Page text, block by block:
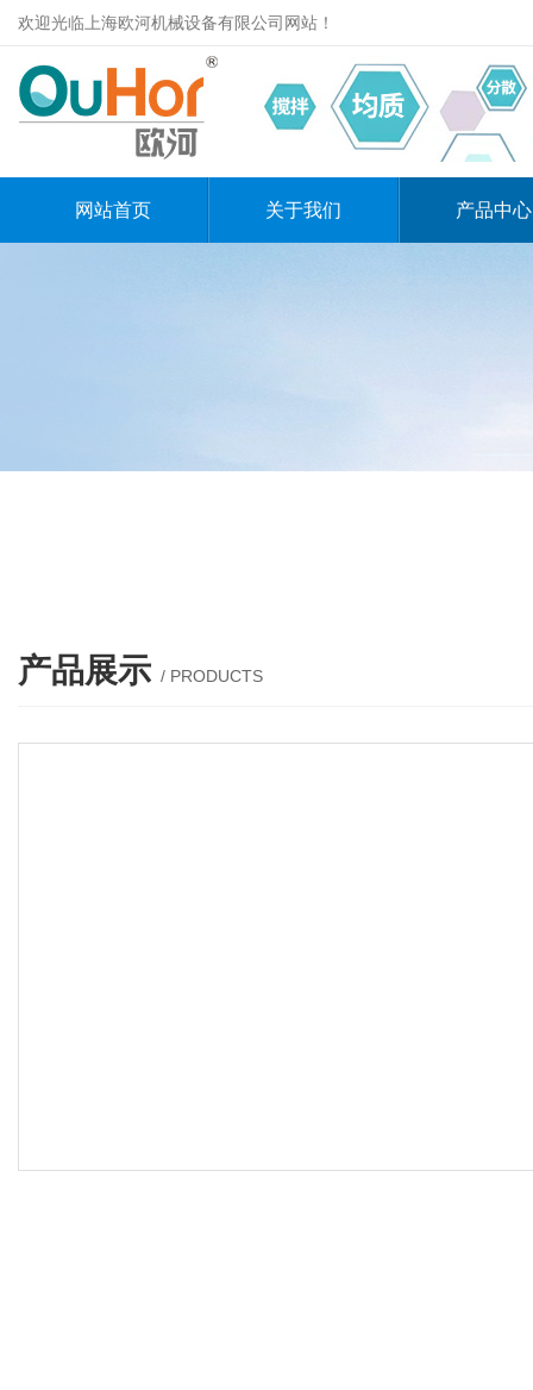
欢迎光临上海欧河机械设备有限公司网站！
网站首页 关于我们 产品中心
产品展示 / PRODUCTS